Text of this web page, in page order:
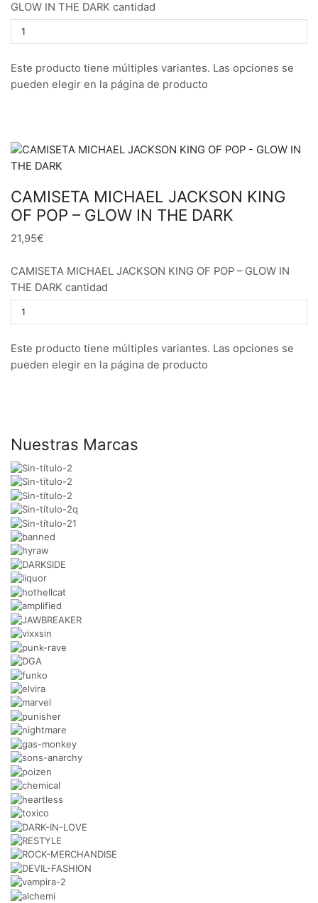
GLOW IN THE DARK cantidad
Este producto tiene múltiples variantes. Las opciones se
pueden elegir en la página de producto
CAMISETA MICHAEL JACKSON KING
OF POP – GLOW IN THE DARK
21,95€
CAMISETA MICHAEL JACKSON KING OF POP – GLOW IN
THE DARK cantidad
Este producto tiene múltiples variantes. Las opciones se
pueden elegir en la página de producto
Nuestras Marcas